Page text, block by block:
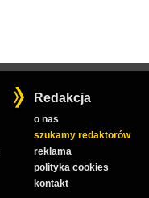
Redakcja
o nas
szukamy redaktorów
reklama
polityka cookies
kontakt